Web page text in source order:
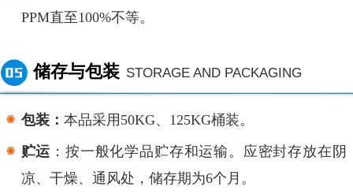
PPM直至100%不等。
储存与包装 STORAGE AND PACKAGING
包装： 本品采用 50KG、125KG桶装。
贮运 ：按一般化学品贮存和运输。应密封存放在阴
凉、干燥、通风处，储存期为6个月。